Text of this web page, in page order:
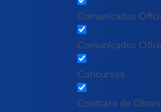
Comunicados
Comunicados
Concursos
Contrato de Obras